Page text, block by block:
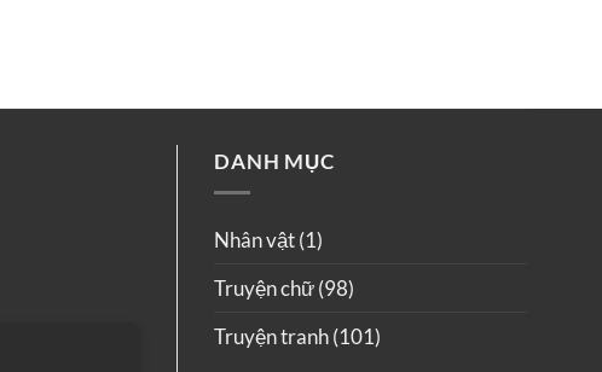
DANH MỤC
Nhân vật(1)
Truyện chữ(98)
Truyện tranh(101)